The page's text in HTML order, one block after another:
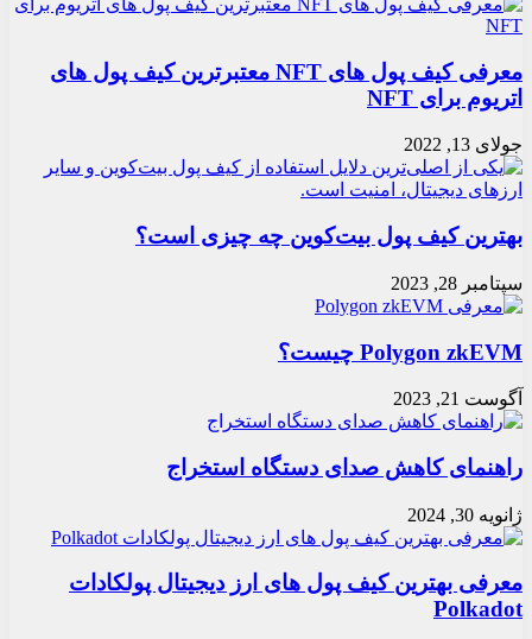
معرفی کیف پول های NFT معتبرترین کیف پول های
اتریوم برای NFT
جولای 13, 2022
بهترین کیف پول بیت‌کوین چه چیزی است؟
سپتامبر 28, 2023
Polygon zkEVM چیست؟
آگوست 21, 2023
راهنمای کاهش صدای دستگاه استخراج
ژانویه 30, 2024
معرفی بهترین کیف پول های ارز دیجیتال پولکادات
Polkadot